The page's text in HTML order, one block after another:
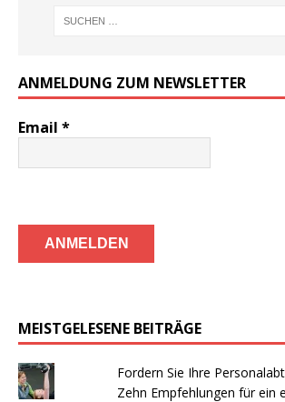
ANMELDUNG ZUM NEWSLETTER
Email *
MEISTGELESENE BEITRÄGE
Fordern Sie Ihre
Zehn Empfehlungen für ein